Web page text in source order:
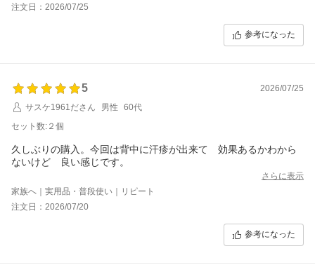
注文日：2026/07/25
参考になった
5
2026/07/25
サスケ1961ださん
男性
60代
セット数:２個
久しぶりの購入。今回は背中に汗疹が出来て 効果あるかわから
ないけど 良い感じです。
さらに表示
家族へ｜実用品・普段使い｜リピート
注文日：2026/07/20
参考になった